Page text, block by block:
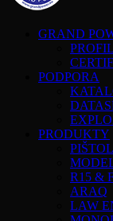
GRAND
PODPORA
PRODUKTY
R15 &
ARAQ
LAW